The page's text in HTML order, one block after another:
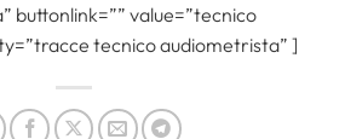
buttonlink=”” value=”tecnico
tecnico audiometrista” ]